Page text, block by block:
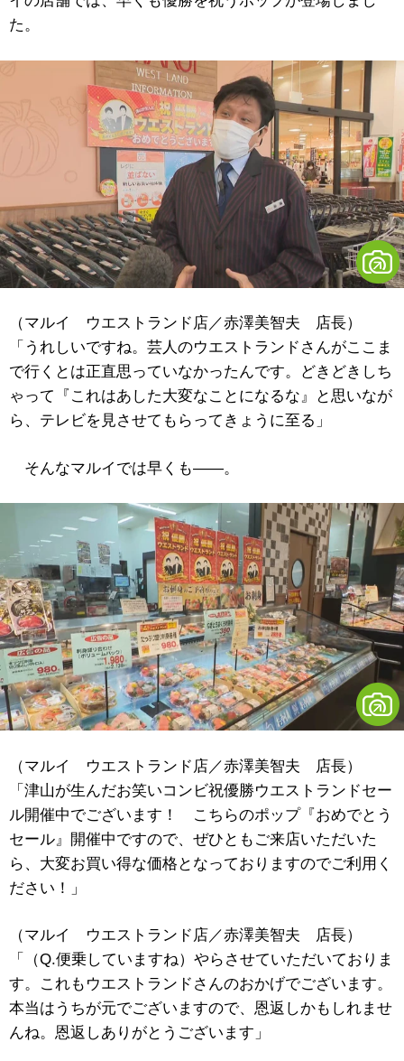
た。
（マルイ ウエストランド店／赤澤美智夫 店長）
「うれしいですね。芸人のウエストランドさんがここま
で行くとは正直思っていなかったんです。どきどきしち
ゃって『これはあした大変なことになるな』と思いなが
ら、テレビを見させてもらってきょうに至る」
そんなマルイでは早くも――。
（マルイ ウエストランド店／赤澤美智夫 店長）
「津山が生んだお笑いコンビ祝優勝ウエストランドセー
ル開催中でございます！ こちらのポップ『おめでとう
セール』開催中ですので、ぜひともご来店いただいた
ら、大変お買い得な価格となっておりますのでご利用く
ださい！」
（マルイ ウエストランド店／赤澤美智夫 店長）
「（Q.便乗していますね）やらさせていただいておりま
す。これもウエストランドさんのおかげでございます。
本当はうちが元でございますので、恩返しかもしれませ
んね。恩返しありがとうございます」